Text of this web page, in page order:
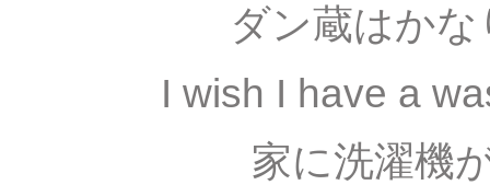
ダン蔵はか
I wish I have a
家に洗濯機